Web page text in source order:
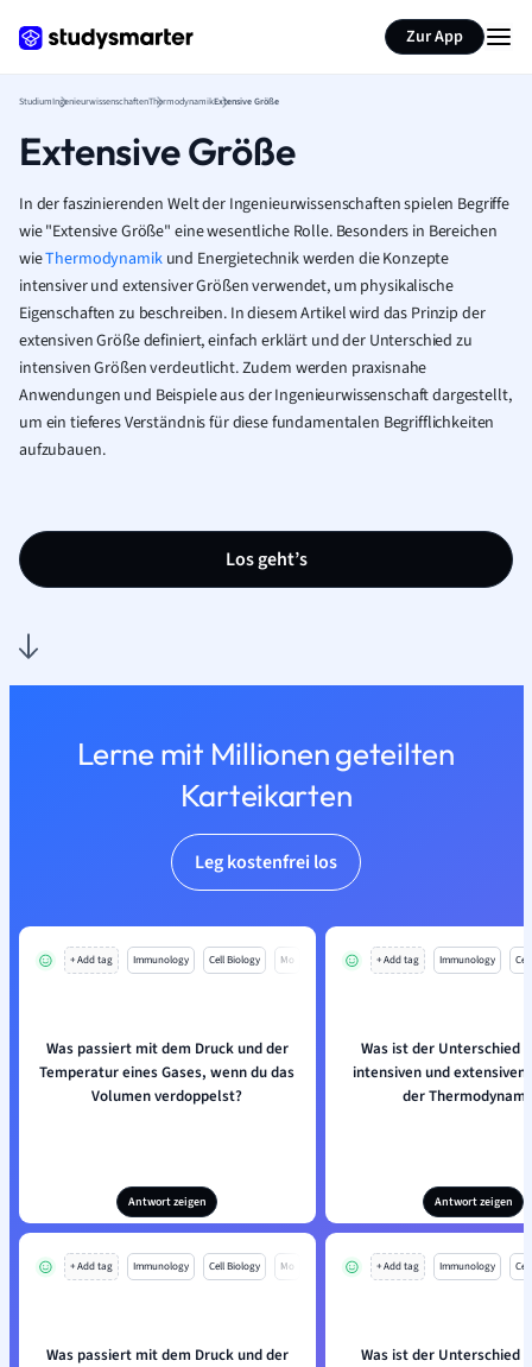
Zur App
StudiumIngenieurwissenschaftenThermodynamikExtensive Größe
Extensive Größe
In der faszinierenden Welt der Ingenieurwissenschaften spielen Begriffe
wie "Extensive Größe" eine wesentliche Rolle. Besonders in Bereichen
wieThermodynamikund Energietechnik werden die Konzepte
intensiver und extensiver Größen verwendet, um physikalische
Eigenschaften zu beschreiben. In diesem Artikel wird das Prinzip der
extensiven Größe definiert, einfach erklärt und der Unterschied zu
intensiven Größen verdeutlicht. Zudem werden praxisnahe
Anwendungen und Beispiele aus der Ingenieurwissenschaft dargestellt,
um ein tieferes Verständnis für diese fundamentalen Begrifflichkeiten
aufzubauen.
Los geht’s
Lerne mit Millionen geteilten
Karteikarten
Leg kostenfrei los
+ Add tag Immunology Cell Biology Mo
Was passiert mit dem Druck und der
Temperatur eines Gases, wenn du das
Volumen verdoppelst?
Antwort zeigen
+ Add tag Immunology
Was ist der Unterschied
intensiven und extensiven
der
Antwort zeigen
+ Add tag Immunology Cell Biology Mo
Was passiert mit dem Druck und der
+ Add tag Immunology
Was ist der Unterschied